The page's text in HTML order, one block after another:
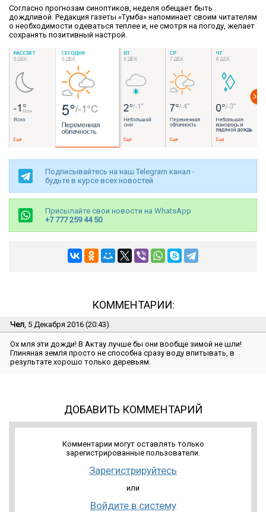
Согласно прогнозам синоптиков, неделя обещает быть
дождливой. Редакция газеты «Тумба» напоминает своим читателям
о необходимости одеваться теплее и, не смотря на погоду, желает
сохранять позитивный настрой.
Подписывайтесь на наш Telegram канал -
будьте в курсе всех новостей
Присылайте свои новости на WhatsApp
+7 777 259 44 50
КОММЕНТАРИИ:
Чел , 5 Декабря 2016 (20:43)
Ох мля эти дожди! В Актау лучше бы они вообще зимой не шли!
Глиняная земля просто не способна сразу воду впитывать, в
результате хорошо только деревьям.
ДОБАВИТЬ КОММЕНТАРИЙ
Комментарии могут оставлять только
зарегистрированные пользователи.
Зарегистрируйтесь
или
Войдите в систему